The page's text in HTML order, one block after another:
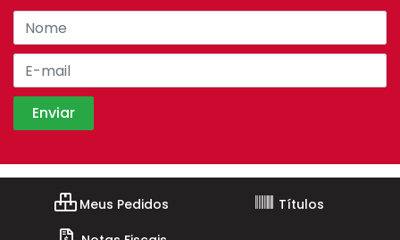
Meus Pedidos
Títulos